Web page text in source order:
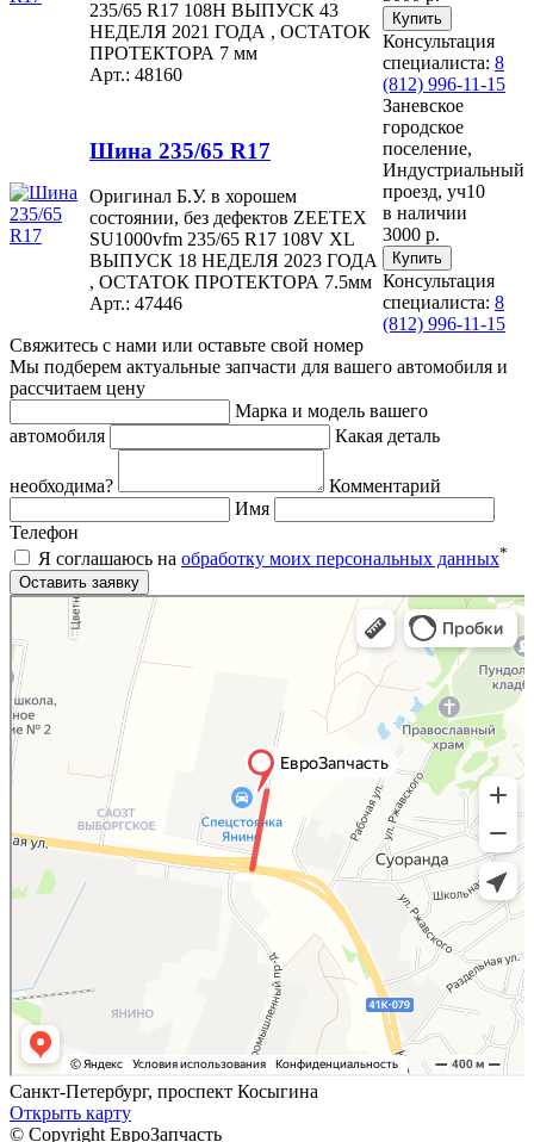
235/65 R17 108H ВЫПУСК 43
НЕДЕЛЯ 2021 ГОДА , ОСТАТОК
ПРОТЕКТОРА 7 мм
Арт.: 48160
Консультация
специалиста: 8
(812) 996-11-15
Шина 235/65 R17
Оригинал Б.У. в хорошем
состоянии, без дефектов ZEETEX
SU1000vfm 235/65 R17 108V XL
ВЫПУСК 18 НЕДЕЛЯ 2023 ГОДА
, ОСТАТОК ПРОТЕКТОРА 7.5мм
Арт.: 47446
Заневское
городское
поселение,
Индустриальный
проезд, уч10
в наличии
3000 р.
Консультация
специалиста: 8
(812) 996-11-15
Свяжитесь с нами или оставьте свой номер
Мы подберем актуальные запчасти для вашего автомобиля и
рассчитаем цену
Марка и модель вашего
автомобиля
Какая деталь
необходима?
Комментарий
Имя
Телефон
Я соглашаюсь на обработку моих персональных данных*
Яндекс.Карты
Яндекс.Карты — поиск мест и адресов, городской транспорт
Санкт-Петербург, проспект Косыгина
Открыть карту
© Copyright ЕвроЗапчасть